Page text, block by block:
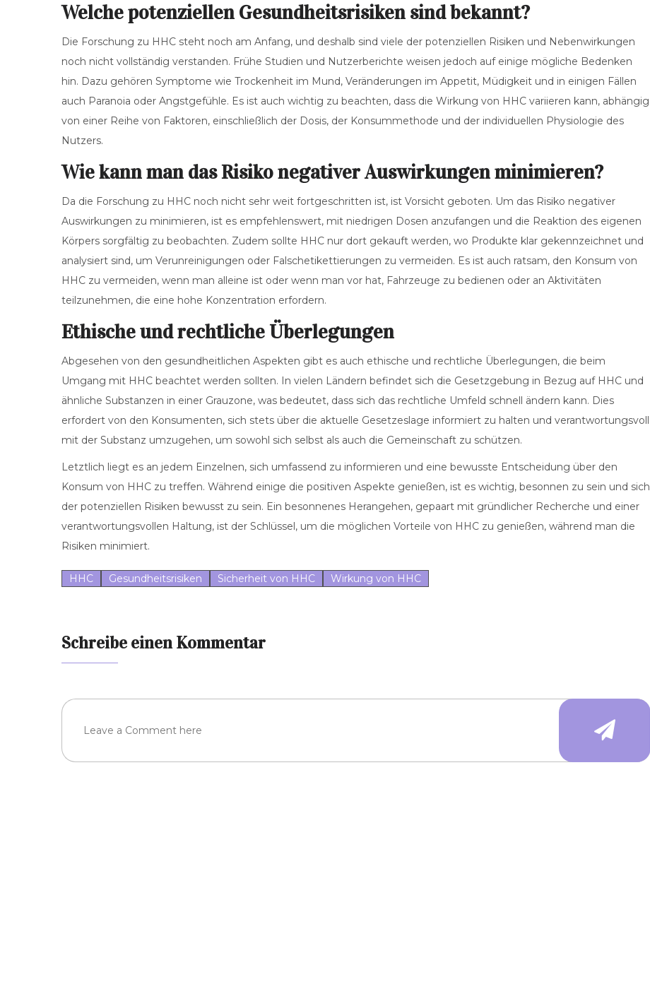
Welche potenziellen Gesundheitsrisiken sind bekannt?
Die Forschung zu HHC steht noch am Anfang, und deshalb sind viele der potenziellen Risiken und Nebenwirkungen
noch nicht vollständig verstanden. Frühe Studien und Nutzerberichte weisen jedoch auf einige mögliche Bedenken
hin. Dazu gehören Symptome wie Trockenheit im Mund, Veränderungen im Appetit, Müdigkeit und in einigen Fällen
auch Paranoia oder Angstgefühle. Es ist auch wichtig zu beachten, dass die Wirkung von HHC variieren kann, abhängig
von einer Reihe von Faktoren, einschließlich der Dosis, der Konsummethode und der individuellen Physiologie des
Nutzers.
Wie kann man das Risiko negativer Auswirkungen minimieren?
Da die Forschung zu HHC noch nicht sehr weit fortgeschritten ist, ist Vorsicht geboten. Um das Risiko negativer
Auswirkungen zu minimieren, ist es empfehlenswert, mit niedrigen Dosen anzufangen und die Reaktion des eigenen
Körpers sorgfältig zu beobachten. Zudem sollte HHC nur dort gekauft werden, wo Produkte klar gekennzeichnet und
analysiert sind, um Verunreinigungen oder Falschetikettierungen zu vermeiden. Es ist auch ratsam, den Konsum von
HHC zu vermeiden, wenn man alleine ist oder wenn man vor hat, Fahrzeuge zu bedienen oder an Aktivitäten
teilzunehmen, die eine hohe Konzentration erfordern.
Ethische und rechtliche Überlegungen
Abgesehen von den gesundheitlichen Aspekten gibt es auch ethische und rechtliche Überlegungen, die beim
Umgang mit HHC beachtet werden sollten. In vielen Ländern befindet sich die Gesetzgebung in Bezug auf HHC und
ähnliche Substanzen in einer Grauzone, was bedeutet, dass sich das rechtliche Umfeld schnell ändern kann. Dies
erfordert von den Konsumenten, sich stets über die aktuelle Gesetzeslage informiert zu halten und verantwortungsvoll
mit der Substanz umzugehen, um sowohl sich selbst als auch die Gemeinschaft zu schützen.
Letztlich liegt es an jedem Einzelnen, sich umfassend zu informieren und eine bewusste Entscheidung über den
Konsum von HHC zu treffen. Während einige die positiven Aspekte genießen, ist es wichtig, besonnen zu sein und sich
der potenziellen Risiken bewusst zu sein. Ein besonnenes Herangehen, gepaart mit gründlicher Recherche und einer
verantwortungsvollen Haltung, ist der Schlüssel, um die möglichen Vorteile von HHC zu genießen, während man die
Risiken minimiert.
HHC Gesundheitsrisiken Sicherheit von HHC Wirkung von HHC
Schreibe einen Kommentar